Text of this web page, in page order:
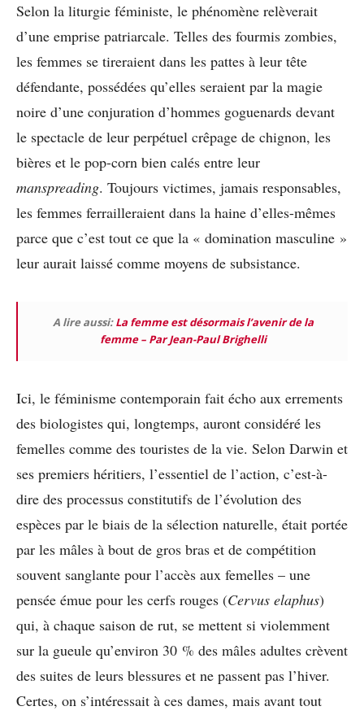
Selon la liturgie féministe, le phénomène relèverait
d’une emprise patriarcale. Telles des fourmis zombies,
les femmes se tireraient dans les pattes à leur tête
défendante, possédées qu’elles seraient par la magie
noire d’une conjuration d’hommes goguenards devant
le spectacle de leur perpétuel crêpage de chignon, les
bières et le pop-corn bien calés entre leur
manspreading. Toujours victimes, jamais responsables,
les femmes ferrailleraient dans la haine d’elles-mêmes
parce que c’est tout ce que la « domination masculine »
leur aurait laissé comme moyens de subsistance.
A lire aussi:La femme est désormais l’avenir de la
femme – Par Jean-Paul Brighelli
Ici, le féminisme contemporain fait écho aux errements
des biologistes qui, longtemps, auront considéré les
femelles comme des touristes de la vie. Selon Darwin et
ses premiers héritiers, l’essentiel de l’action, c’est-à-
dire des processus constitutifs de l’évolution des
espèces par le biais de la sélection naturelle, était portée
par les mâles à bout de gros bras et de compétition
souvent sanglante pour l’accès aux femelles – une
pensée émue pour les cerfs rouges (Cervus elaphus)
qui, à chaque saison de rut, se mettent si violemment
sur la gueule qu’environ 30 % des mâles adultes crèvent
des suites de leurs blessures et ne passent pas l’hiver.
Certes, on s’intéressait à ces dames, mais avant tout